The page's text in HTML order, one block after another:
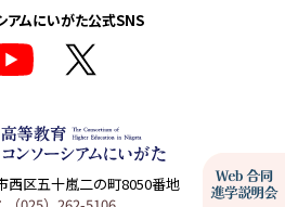
西区五十嵐二の町8050番地
アムにいがた公式SNS